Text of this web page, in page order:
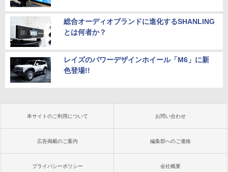
総合オーディオブランドに進化するSHANLING
とは何者か？
レイズのパワーデザインホイール「M6」に新
色登場!!
本サイトのご利用について お問い合わせ
広告掲載のご案内 編集部へのご連絡
プライバシーポリシー 会社概要